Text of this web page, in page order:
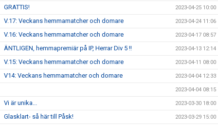
GRATTIS! 2023-04-25 10:00
V.17: Veckans hemmamatcher och domare 2023-04-24 11:06
V.16: Veckans hemmamatcher och domare 2023-04-17 08:57
ÄNTLIGEN, hemmapremiär på IP, Herrar Div 5 !! 2023-04-13 12:14
V.15: Veckans hemmamatcher och domare 2023-04-11 08:00
V14: Veckans hemmamatcher och domare 2023-04-04 12:33
2023-04-04 08:15
Vi är unika... 2023-03-30 18:00
Glasklart- så här till Påsk! 2023-03-29 15:00